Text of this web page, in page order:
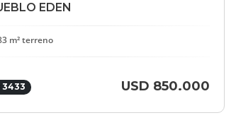
EDEN
m² terreno
3433 USD 850.000